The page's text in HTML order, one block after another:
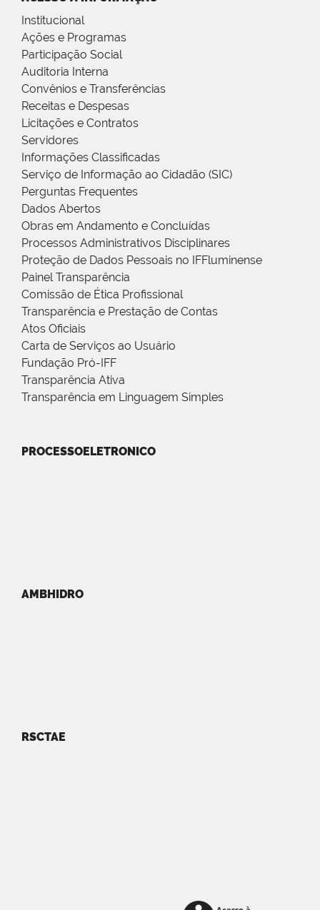
Institucional
Ações e Programas
Participação Social
Auditoria Interna
Convênios e Transferências
Receitas e Despesas
Licitações e Contratos
Servidores
Informações Classificadas
Serviço de Informação ao Cidadão (SIC)
Perguntas Frequentes
Dados Abertos
Obras em Andamento e Concluídas
Processos Administrativos Disciplinares
Proteção de Dados Pessoais no IFFluminense
Painel Transparência
Comissão de Ética Profissional
Transparência e Prestação de Contas
Atos Oficiais
Carta de Serviços ao Usuário
Fundação Pró-IFF
Transparência Ativa
Transparência em Linguagem Simples
PROCESSOELETRONICO
AMBHIDRO
RSCTAE